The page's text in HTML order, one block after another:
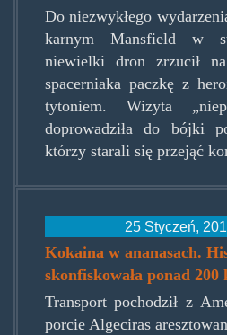
Do niezwykłego
karnym Mansfield w
niewielki dron zrzucił
spacerniaka paczkę z
tytoniem. Wizyta
doprowadziła do bójki
którzy starali się przejąć
25 Styczeń,
Kokaina w ananasach.
skonfiskowała ponad
Transport pochodził z
porcie Algeciras